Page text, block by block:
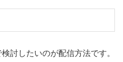
討したいのが配信方法です。